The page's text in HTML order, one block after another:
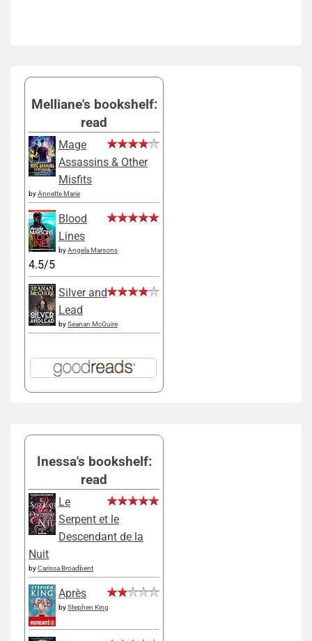
Melliane's bookshelf:
read
Mage
Assassins & Other
Misfits
byAnnette Marie
Blood
Lines
byAngela Marsons
4.5/5
Silver and
Lead
bySeanan McGuire
Inessa's bookshelf:
read
Le
Serpent et le
Descendant de la
Nuit
byCarissa Broadbent
Après
byStephen King